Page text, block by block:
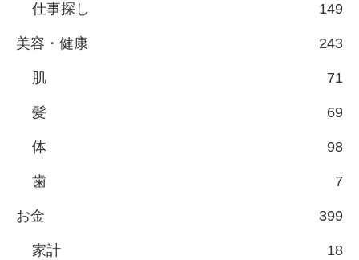
仕事探し 149
美容・健康 243
肌 71
髪 69
体 98
歯 7
お金 399
家計 18